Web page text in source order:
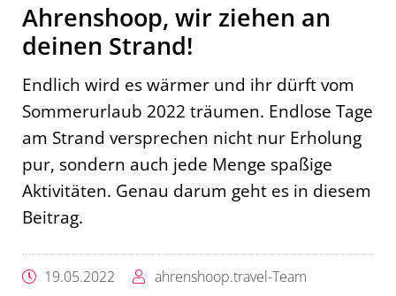
Ahrenshoop, wir ziehen an
deinen Strand!
Endlich wird es wärmer und ihr dürft vom
Sommerurlaub 2022 träumen. Endlose Tage
am Strand versprechen nicht nur Erholung
pur, sondern auch jede Menge spaßige
Aktivitäten. Genau darum geht es in diesem
Beitrag.
19.05.2022 ahrenshoop.travel-Team